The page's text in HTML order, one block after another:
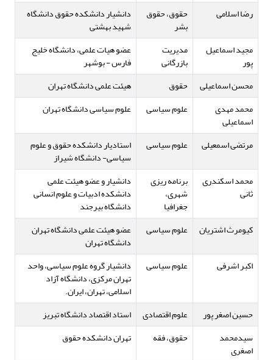
رضا اسلامی
حقوق، حقوق
بشر
دانشیار دانشکده حقوق دانشگاه
شهید بهشتی
مجید اسماعیل
پور
مدیریت
بازرگانی
عضو هیات علمی، دانشگاه خلیج
فارس - بوشهر
محسن اسماعیلی
حقوق
هیئت علمی دانشگاه تهران
محمد مهدی
اسماعیلی
علوم سیاسی علوم سیاسی دانشگاه تهران
مرتضی اسمعیلی علوم سیاسی استادیار دانشکده حقوق و علوم
سیاسی- دانشگاه شیراز
محمد اسکندری
ثانی
برنامه ریزی
شهری،
جغرافیا
دانشیار و عضو هیئت علمی
دانشکده ادبیات و علوم انسانی
دانشگاه بیرجند
کیومرث اشتریان
علوم سیاسی عضو هیئت علمی دانشگاه تهران
دانشگاه تهران
اکبر اشرفی
علوم سیاسی دانشیار گروه علوم سیاسی، واحد
تهران مرکزی، دانشگاه آزاد
اسلامی، تهران، ایران.
حسین اصغر پور
علوم اقتصادی
استاد اقتصاد دانشگاه تبریز
سیدمحمد
اصغری
حقوق، فقه تهران دانشکده حقوق